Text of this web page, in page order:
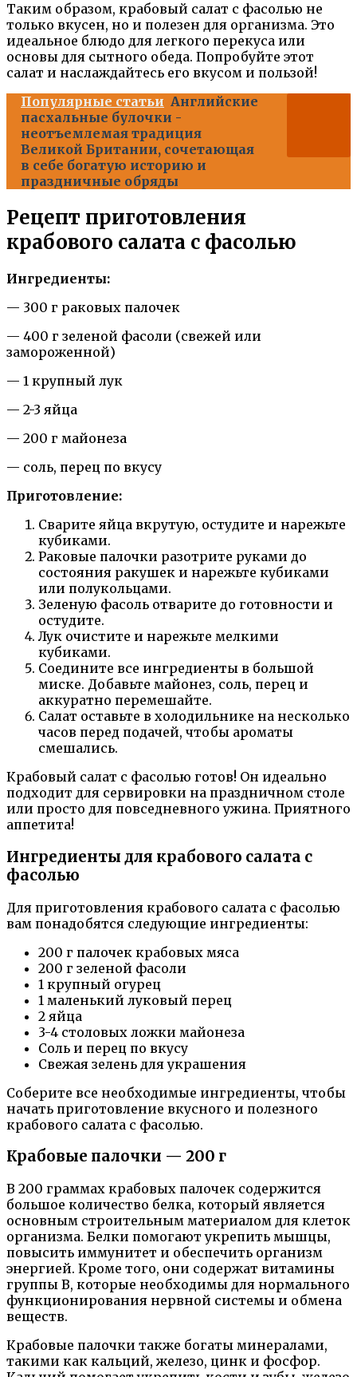
Таким образом, крабовый салат с фасолью не
только вкусен, но и полезен для организма. Это
идеальное блюдо для легкого перекуса или
основы для сытного обеда. Попробуйте этот
салат и наслаждайтесь его вкусом и пользой!
Популярные статьи Английские
пасхальные булочки -
неотъемлемая традиция
Великой Британии, сочетающая
в себе богатую историю и
праздничные обряды
Рецепт приготовления
крабового салата с фасолью
Ингредиенты:
— 300 г раковых палочек
— 400 г зеленой фасоли (свежей или
замороженной)
— 1 крупный лук
— 2-3 яйца
— 200 г майонеза
— соль, перец по вкусу
Приготовление:
Сварите яйца вкрутую, остудите и нарежьте
кубиками.
Раковые палочки разотрите руками до
состояния ракушек и нарежьте кубиками
или полукольцами.
Зеленую фасоль отварите до готовности и
остудите.
Лук очистите и нарежьте мелкими
кубиками.
Соедините все ингредиенты в большой
миске. Добавьте майонез, соль, перец и
аккуратно перемешайте.
Салат оставьте в холодильнике на несколько
часов перед подачей, чтобы ароматы
смешались.
Крабовый салат с фасолью готов! Он идеально
подходит для сервировки на праздничном столе
или просто для повседневного ужина. Приятного
аппетита!
Ингредиенты для крабового салата с
фасолью
Для приготовления крабового салата с фасолью
вам понадобятся следующие ингредиенты:
200 г палочек крабовых мяса
200 г зеленой фасоли
1 крупный огурец
1 маленький луковый перец
2 яйца
3-4 столовых ложки майонеза
Соль и перец по вкусу
Свежая зелень для украшения
Соберите все необходимые ингредиенты, чтобы
начать приготовление вкусного и полезного
крабового салата с фасолью.
Крабовые палочки — 200 г
В 200 граммах крабовых палочек содержится
большое количество белка, который является
основным строительным материалом для клеток
организма. Белки помогают укрепить мышцы,
повысить иммунитет и обеспечить организм
энергией. Кроме того, они содержат витамины
группы В, которые необходимы для нормального
функционирования нервной системы и обмена
веществ.
Крабовые палочки также богаты минералами,
такими как кальций, железо, цинк и фосфор.